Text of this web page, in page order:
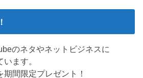
のネタやネットビジネスに
ます。
間限定プレゼント！